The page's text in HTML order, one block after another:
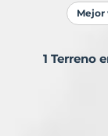
Mejor
1 Terreno